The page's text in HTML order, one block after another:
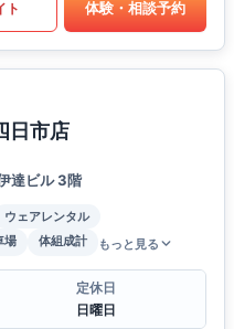
ト 体験・相談予約
日市店
達ビル 3階
ウェアレンタル
場 体組成計 もっと見る
定休日
日曜日